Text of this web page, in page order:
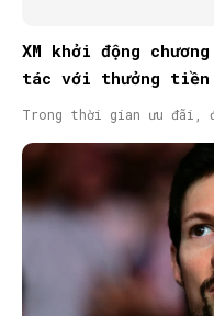
XM khởi động
tác với thưởng tiền
Trong thời gian ưu đãi,